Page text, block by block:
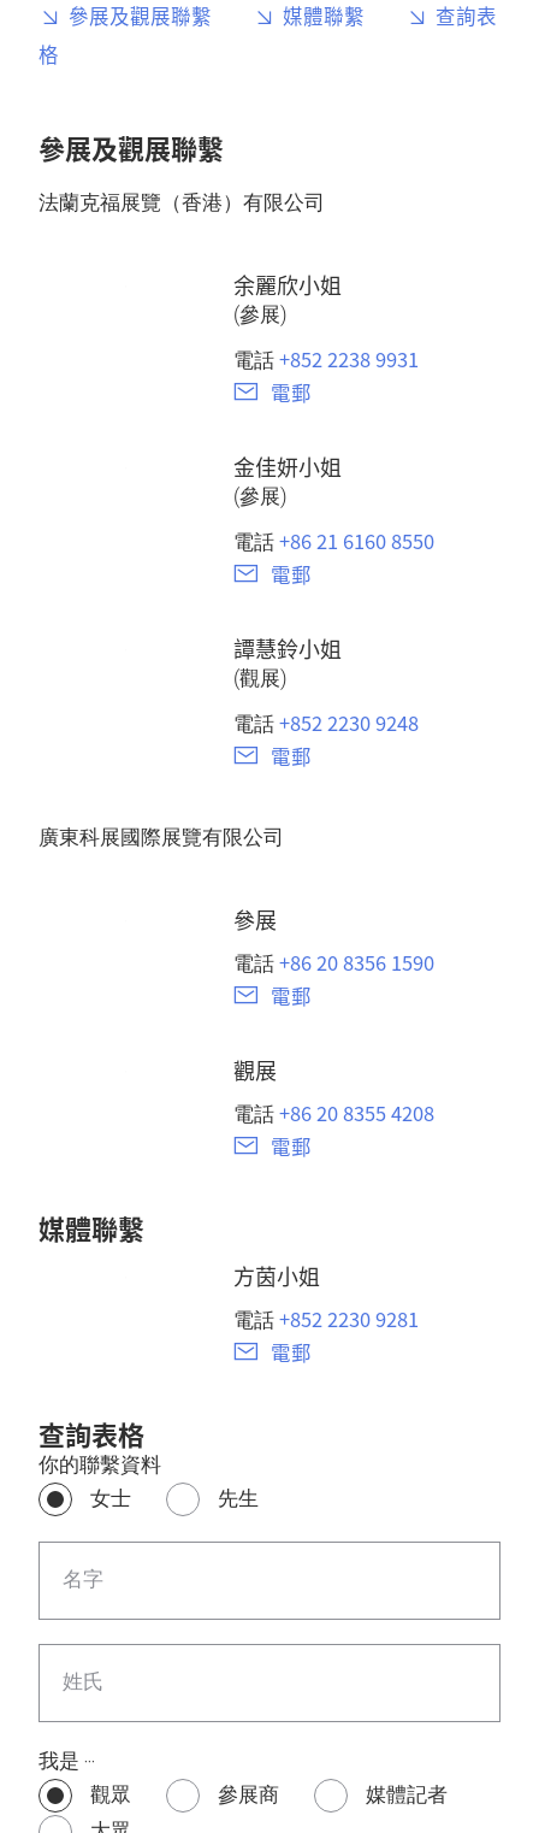
參展及觀展聯繫 媒體聯繫
查詢表
格
參展及觀展聯繫
法蘭克福展覽（香港）有限公司
余麗欣小姐
(參展)
電話 +852 2238 9931
電郵
金佳妍小姐
(參展)
電話 +86 21 6160 8550
電郵
譚慧鈴小姐
(觀展)
電話 +852 2230 9248
電郵
廣東科展國際展覽有限公司
參展
電話 +86 20 8356 1590
電郵
觀展
電話 +86 20 8355 4208
電郵
媒體聯繫
方茵小姐
電話 +852 2230 9281
電郵
查詢表格
你的聯繫資料
女士
先生
名字
姓氏
我是 ‧‧‧
觀眾
參展商
媒體記者